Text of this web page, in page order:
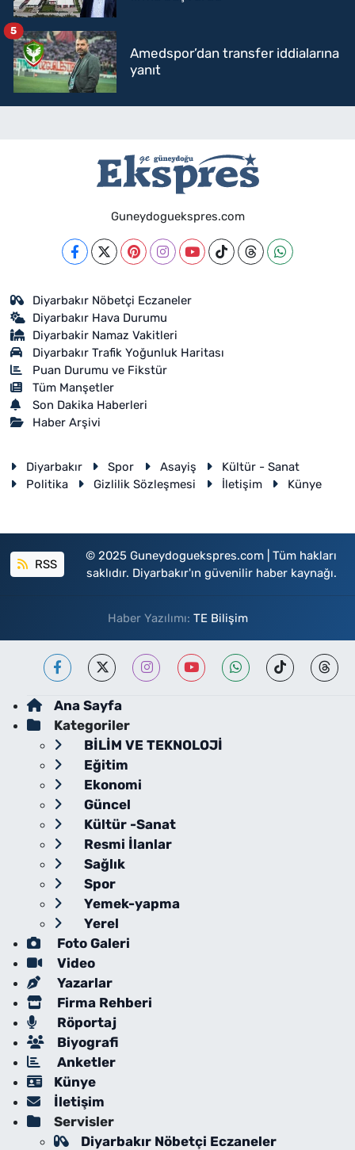
Amedspor’dan transfer iddialarına
yanıt
5
Guneydoguekspres.com
Diyarbakır Nöbetçi Eczaneler
Diyarbakır Hava Durumu
Diyarbakir Namaz Vakitleri
Diyarbakır Trafik Yoğunluk Haritası
Puan Durumu ve Fikstür
Tüm Manşetler
Son Dakika Haberleri
Haber Arşivi
Diyarbakır Spor Asayiş
Kültür - Sanat
Politika
Gizlilik Sözleşmesi İletişim Künye
RSS
© 2025 Guneydoguekspres.com | Tüm hakları
saklıdır. Diyarbakır'ın güvenilir haber kaynağı.
Haber Yazılımı: TE Bilişim
Ana Sayfa
Kategoriler
BİLİM VE TEKNOLOJİ
Eğitim
Ekonomi
Güncel
Kültür -Sanat
Resmi İlanlar
Sağlık
Spor
Yemek-yapma
Yerel
Foto Galeri
Video
Yazarlar
Firma Rehberi
Röportaj
Biyografi
Anketler
Künye
İletişim
Servisler
Diyarbakır Nöbetçi Eczaneler